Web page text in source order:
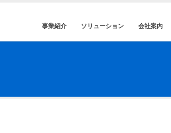
事業紹介 ソリューション 会社案内